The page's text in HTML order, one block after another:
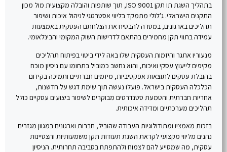
בתהליך השגת תו תקן ISO 9001, תוך שותפות והובלה מקצועית מול מכון
התקנים הישראלי. ג'לולי מתמקד בליווי אסטרטגי לניהול איכות ושיפור
תהליכים בארגונים, במטרה להבטיח את הצלחתם העסקית באמצעות
עמידה בתווי תקן מחמירים בהתאם לדרישות השוק המקומי והבינלאומי.
מנעוריו אתגר והיזמות העסקית שלו באה לידי ביטוי בפיתוח תהליכים
מקיפים לייעוץ עסקי ואיכות, והוא נחשב כמוביל בתחומו עם ניסיון מוכח
בהובלת עסקים לתוצאות אפקטיביות, מיזמים חברתיים ותמיכה בקידום
הכלכלה העסקית בישראל. פועלו נעשה תוך שימת דגש על חדשנות,
אחריות חברתית והטמעת סטנדרטים מבוקרים לשיפור ביצועים עסקיים כולל
תהליכים מערכתיים ומדידה איכותית.
בזכות מאמציו ומתודולוגיות העבודה שהוביל, חברות וארגונים במגוון מגזרים
נהנים מליווי מקצועי לקראת השגת תעודות תקן משמעותיות והצטיינות
עסקית, מה שמסייע להם לצמוח ולהתפתח בסביבה תחרותית. הניסיון